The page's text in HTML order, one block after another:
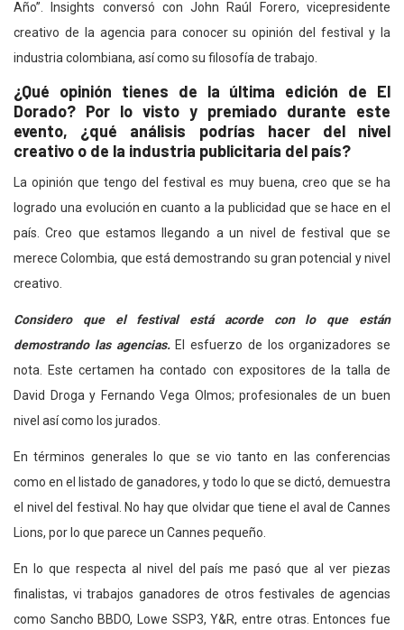
Año”. Insights conversó con John Raúl Forero, vicepresidente
creativo de la agencia para conocer su opinión del festival y la
industria colombiana, así como su filosofía de trabajo.
¿Qué opinión tienes de la última edición de El
Dorado? Por lo visto y premiado durante este
evento, ¿qué análisis podrías hacer del nivel
creativo o de la industria publicitaria del país?
La opinión que tengo del festival es muy buena, creo que se ha
logrado una evolución en cuanto a la publicidad que se hace en el
país. Creo que estamos llegando a un nivel de festival que se
merece Colombia, que está demostrando su gran potencial y nivel
creativo.
Considero que el festival está acorde con lo que están
demostrando las agencias.El esfuerzo de los organizadores se
nota. Este certamen ha contado con expositores de la talla de
David Droga y Fernando Vega Olmos; profesionales de un buen
nivel así como los jurados.
En términos generales lo que se vio tanto en las conferencias
como en el listado de ganadores, y todo lo que se dictó, demuestra
el nivel del festival. No hay que olvidar que tiene el aval de Cannes
Lions, por lo que parece un Cannes pequeño.
En lo que respecta al nivel del país me pasó que al ver piezas
finalistas, vi trabajos ganadores de otros festivales de agencias
como Sancho BBDO, Lowe SSP3, Y&R, entre otras. Entonces fue